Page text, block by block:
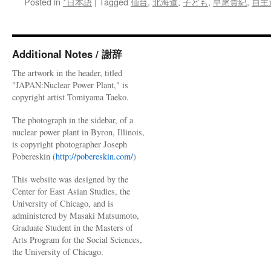
Additional Notes / 謝辞
The artwork in the header, titled
"JAPAN:Nuclear Power Plant," is
copyright artist Tomiyama Taeko.
The photograph in the sidebar, of a
nuclear power plant in Byron, Illinois,
is copyright photographer Joseph
Pobereskin (http://pobereskin.com/)
This website was designed by the
Center for East Asian Studies, the
University of Chicago, and is
administered by Masaki Matsumoto,
Graduate Student in the Masters of
Arts Program for the Social Sciences,
the University of Chicago.